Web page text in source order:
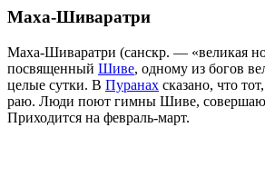
Маха-Шиваратри
Маха-Шиваратри (санскр. — «великая
посвященный Шиве, одному из богов
целые сутки. В Пуранах сказано, что
раю. Люди поют гимны Шиве,
Приходится на февраль-март.